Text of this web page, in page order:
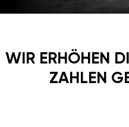
WIR ERHÖHEN
ZAHLEN